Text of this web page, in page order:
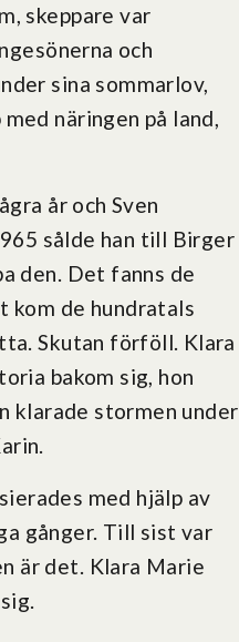
skeppare var
och
sina sommarlov,
näringen på land,
år och Sven
sålde han till Birger
den. Det fanns de
kom de hundratals
Skutan förföll. Klara
bakom sig, hon
klarade stormen under
med hjälp av
gånger. Till sist var
är det. Klara Marie